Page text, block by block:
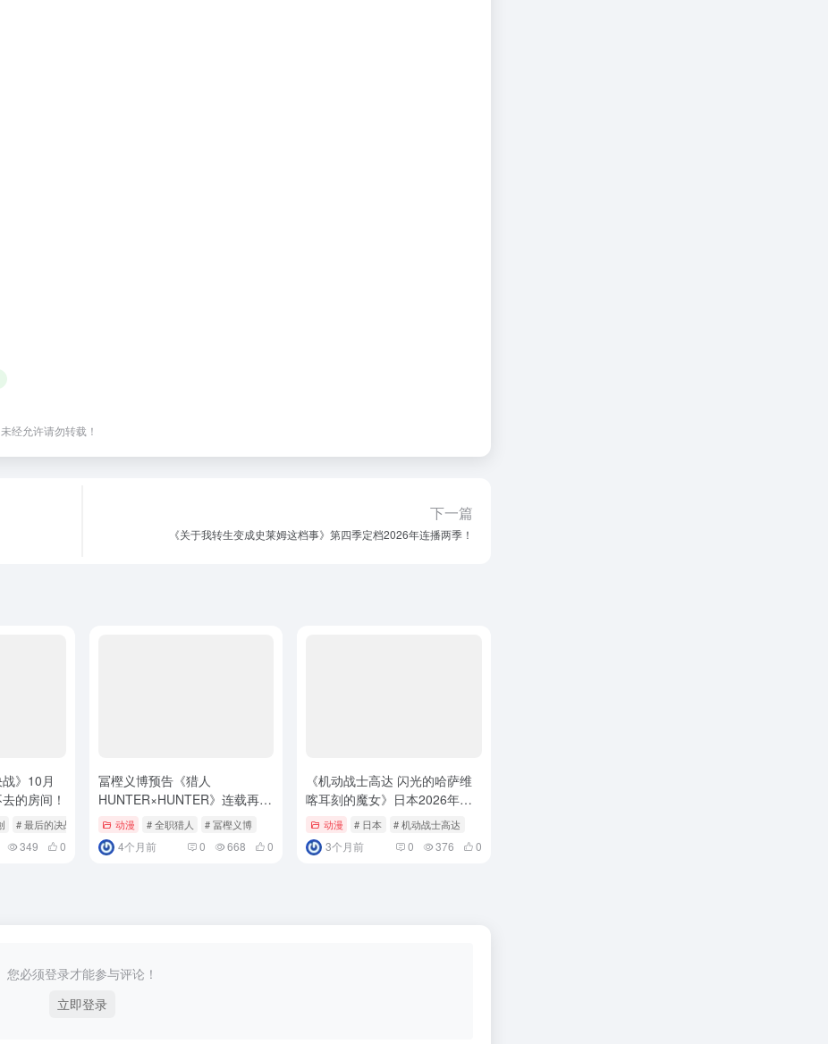
经允许请勿转载！
下一篇
《关于我转生变成史莱姆这档事》第四季定档2026年连播两季！
》10月
的房间！
# 最后的决战
349 0
冨樫义博预告《猎人
HUNTER×HUNTER》连载再
开！动漫 # 全职猎人 # 冨樫义博
4个月前 0 668 0
《机动战士高达 闪光的哈萨维
喀耳刻的魔女》日本2026年上
映！动漫 # 日本 # 机动战士高达
3个月前 0 376 0
您必须登录才能参与评论！
立即登录